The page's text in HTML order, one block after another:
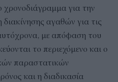
χρονοδιάγραμμα για την
αγαθών για τις
με απόφαση του
το περιεχόμενο και ο
παραστατικών
και η διαδικασία